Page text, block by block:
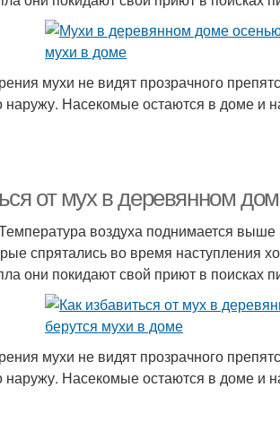
мухи не видят прозрачного
наружу. Насекомые остаются в доме и
от мух в деревянном
воздуха поднимается
спрятались во время наступления
они покидают свой приют в поисках
мухи не видят прозрачного
наружу. Насекомые остаются в доме и